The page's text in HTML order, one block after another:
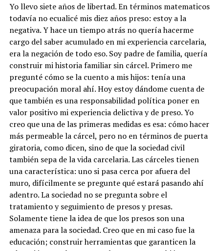
Yo llevo siete años de libertad. En términos matematicos
todavía no ecualicé mis diez años preso: estoy a la
negativa. Y hace un tiempo atrás no quería hacerme
cargo del saber acumulado en mi experiencia carcelaria,
era la negación de todo eso. Soy padre de familia, quería
construir mi historia familiar sin cárcel. Primero me
pregunté cómo se la cuento a mis hijos: tenía una
preocupación moral ahí. Hoy estoy dándome cuenta de
que también es una responsabilidad política poner en
valor positivo mi experiencia delictiva y de preso. Yo
creo que una de las primeras medidas es esa: cómo hacer
más permeable la cárcel, pero no en términos de puerta
giratoria, como dicen, sino de que la sociedad civil
también sepa de la vida carcelaria. Las cárceles tienen
una característica: uno si pasa cerca por afuera del
muro, difícilmente se pregunte qué estará pasando ahí
adentro. La sociedad no se pregunta sobre el
tratamiento y seguimiento de presos y presas.
Solamente tiene la idea de que los presos son una
amenaza para la sociedad. Creo que en mi caso fue la
educación; construir herramientas que garanticen la